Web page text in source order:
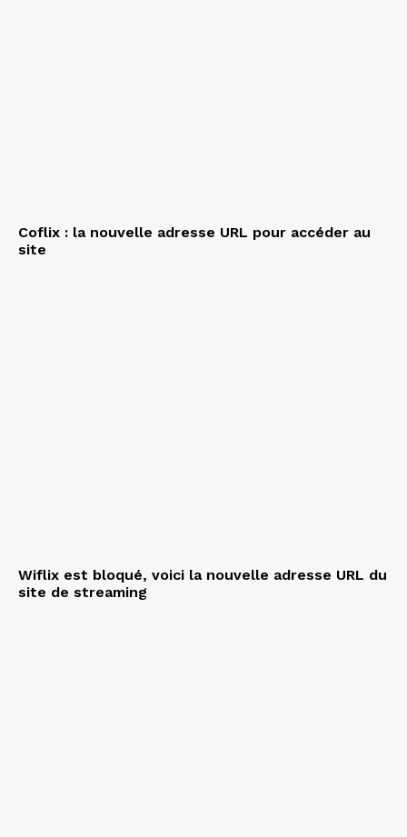
Coflix : la nouvelle adresse URL pour accéder au
site
Wiflix est bloqué, voici la nouvelle adresse URL du
site de streaming